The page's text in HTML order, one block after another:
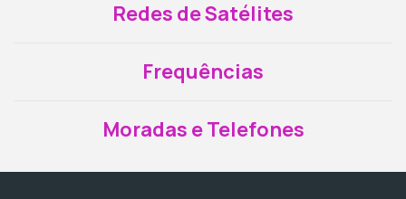
Redes de Satélites
Frequências
Moradas e Telefones